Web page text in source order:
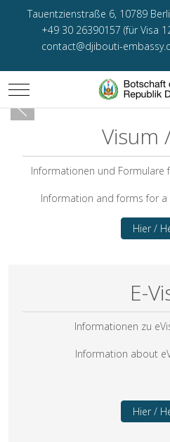
Tauentzienstraße 6, 10789
+49 30 26390157 (für Visa
contact@djibouti-
Mobile Menu Toggle
Visum
Informationen und Formulare
Information and forms for a
Hier /
E-
Informationen zu
Information about
Hier /